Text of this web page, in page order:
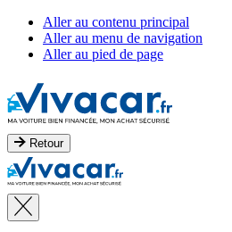
Aller au contenu principal
Aller au menu de navigation
Aller au pied de page
Retour